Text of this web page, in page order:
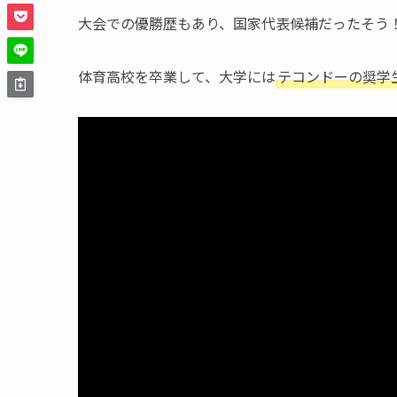
大会での優勝歴もあり、国家代表候補だったそう！
体育高校を卒業して、大学にはテコンドーの奨学